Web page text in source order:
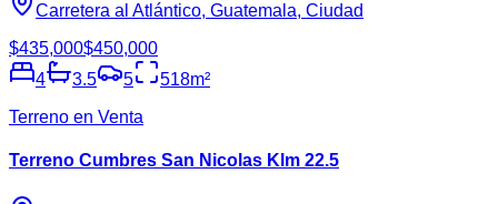
Carretera al Atlántico, Guatemala, Ciudad
$435,000$450,000
4
3.5 5 518m²
Terreno en Venta
Terreno Cumbres San Nicolas Klm 22.5